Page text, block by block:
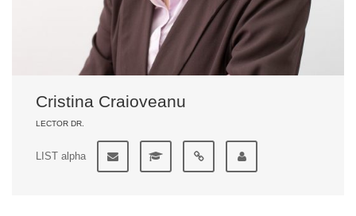
Cristina Craioveanu
LECTOR DR.
LIST alpha